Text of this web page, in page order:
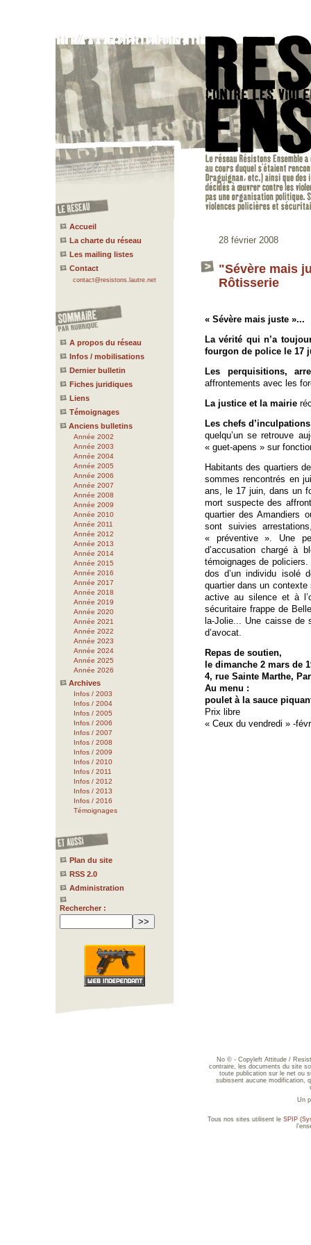
Accueil
La charte du réseau
Les mailing listes
Contact
contact@resistons.lautre.net
A propos du réseau
Infos / mobilisations
Dernier bulletin
Fiches juridiques
Liens
Témoignages
Anciens bulletins
Année 2002
Année 2003
Année 2004
Année 2005
Année 2006
Année 2007
Année 2008
Année 2009
Année 2010
Année 2011
Année 2012
Année 2013
Année 2014
Année 2015
Année 2016
Année 2017
Année 2018
Année 2019
Année 2020
Année 2021
Année 2022
Année 2023
Année 2024
Année 2025
Année 2026
Archives
Infos / 2003
Infos / 2004
Infos / 2005
Infos / 2006
Infos / 2007
Infos / 2008
Infos / 2009
Infos / 2010
Infos / 2011
Infos / 2012
Infos / 2013
Infos / 2016
Témoignages
Plan du site
RSS 2.0
Administration
Rechercher :
28 février 2008
"Sévère mais
Rôtisserie
« Sévère mais juste »...
La vérité qui n’a
fourgon de police le 17
Les perquisitions,
affrontements avec les
La justice et la mairie
Les chefs d’inculpations
quelqu’un se retrouve
« guet-apens » sur
Habitants des quartiers
sommes rencontrés en
ans, le 17 juin, dans un
mort suspecte des
quartier des Amandiers
sont suivies
« préventive ». Une
d’accusation chargé à
témoignages de
dos d’un individu isolé
quartier dans un
active au silence et à
sécuritaire frappe de
la-Jolie... Une caisse
d’avocat.
Repas de soutien,
le dimanche 2 mars de
4, rue Sainte Marthe,
Au menu :
poulet à la sauce
Prix libre
« Ceux du vendredi » -
No © - Copyleft Attitude /
contraire, les documents du site
toute publication sur le net ou
subissent aucune modification,
Un
Tous nos sites utilisent le SPIP